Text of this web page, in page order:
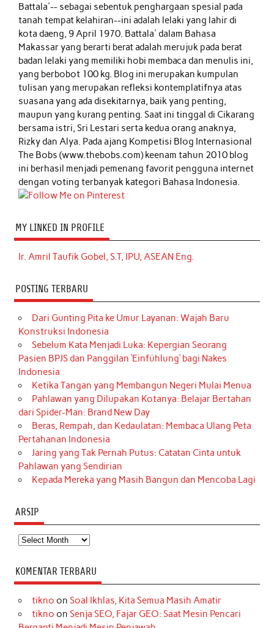
Battala'-- sebagai sebentuk penghargaan spesial pada
tanah tempat kelahiran--ini adalah lelaki yang lahir di
kota daeng, 9 April 1970. Battala' dalam Bahasa
Makassar yang berarti berat adalah merujuk pada berat
badan lelaki yang memiliki hobi membaca dan menulis ini,
yang berbobot 100 kg. Blog ini merupakan kumpulan
tulisan yang merupakan refleksi kontemplatifnya atas
suasana yang ada disekitarnya, baik yang penting,
maupun yang kurang penting. Saat ini tinggal di Cikarang
bersama istri, Sri Lestari serta kedua orang anaknya,
Rizky dan Alya. Pada ajang Kompetisi Blog Internasional
The Bobs (www.thebobs.com) keenam tahun 2010 blog
ini berhasil menjadi pemenang favorit pengguna internet
dengan voting terbanyak kategori Bahasa Indonesia.
MY LINKED IN PROFILE
Ir. Amril Taufik Gobel, S.T, IPU, ASEAN Eng.
POSTING TERBARU
Dari Gunting Pita ke Umur Layanan: Wajah Baru
Konstruksi Indonesia
Sebelum Kata Menjadi Luka: Kepergian Seorang
Pasien BPJS dan Panggilan ‘Einfühlung’ bagi Nakes
Indonesia
Ketika Tangan yang Membangun Negeri Mulai Menua
Pahlawan yang Dilupakan Kotanya: Belajar Bertahan
dari Spider-Man: Brand New Day
Beras, Rempah, dan Kedaulatan: Membaca Ulang Peta
Pertahanan Indonesia
Jaring yang Tak Pernah Putus: Catatan Cinta untuk
Pahlawan yang Sendirian
Kepada Mereka yang Masih Bangun dan Mencoba Lagi
ARSIP
Arsip
KOMENTAR TERBARU
tikno on Soal Ikhlas, Kita Semua Masih Amatir
tikno on Senja SEO, Fajar GEO: Saat Mesin Pencari